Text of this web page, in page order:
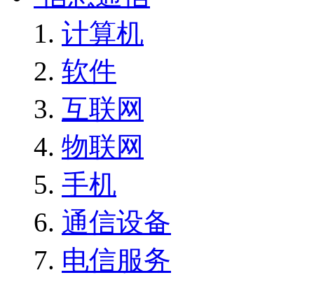
计算机
软件
互联网
物联网
手机
通信设备
电信服务